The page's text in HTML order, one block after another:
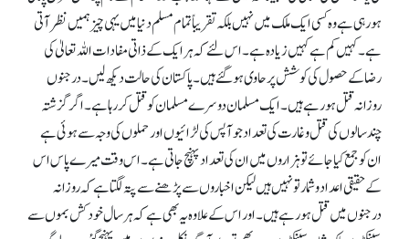
ہو رہی ہے وہ کسی ایک ملک میں نہیں بلکہ تقریباً تمام مسلم دنیا میں یہی چیز ہمیں نظر آتی
ہے۔ کہیں کم ہے کہیں زیادہ ہے۔ اس لئے کہ ہر ایک کے ذاتی مفادات اللہ تعالیٰ کی
رضا کے حصول کی کوشش پر حاوی ہو گئے ہیں۔ پاکستان کی حالت دیکھ لیں۔ درجنوں
روزانہ قتل ہو رہے ہیں۔ ایک مسلمان دوسرے مسلمان کو قتل کر رہا ہے۔ اگر گزشتہ
چند سالوں کی قتل و غارت کی تعداد جو آپس کی لڑائیوں اور حملوں کی وجہ سے ہوئی ہے
ان کو جمع کیا جائے تو ہزاروں میں ان کی تعداد پہنچ جاتی ہے۔ اس وقت میرے پاس اس
کے حقیقی اعداد و شمار تو نہیں ہیں لیکن اخباروں سے پڑھنے سے پتہ لگتا ہے کہ روزانہ
درجنوں میں قتل ہو رہے ہیں۔ اور اس کے علاوہ یہ بھی ہے کہ ہر سال خود کش بموں سے